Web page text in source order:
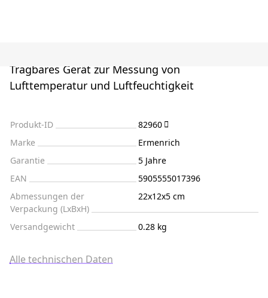
Tragbares Gerät zur Messung von
Lufttemperatur und Luftfeuchtigkeit
Produkt-ID
82960
Marke
Ermenrich
Garantie
5 Jahre
EAN
5905555017396
Abmessungen der
Verpackung (LxBxH)
22x12x5 cm
Versandgewicht 0.28 kg
Alle technischen Daten